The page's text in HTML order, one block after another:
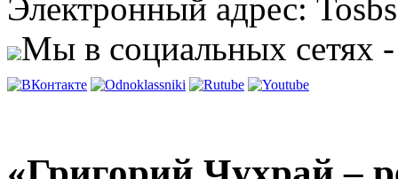
Электронный адрес:
Мы в социальных сетях